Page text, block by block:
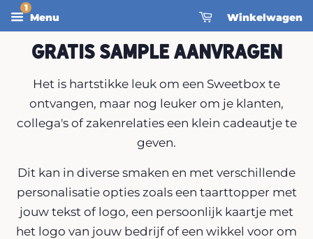
Menu Winkelwagen
Gratis Sample Aanvragen
Het is hartstikke leuk om een Sweetbox te
ontvangen, maar nog leuker om je klanten,
collega's of zakenrelaties een klein cadeautje te
geven.
Dit kan in diverse smaken en met verschillende
personalisatie opties zoals een taarttopper met
jouw tekst of logo, een persoonlijk kaartje met
het logo van jouw bedrijf of een wikkel voor om